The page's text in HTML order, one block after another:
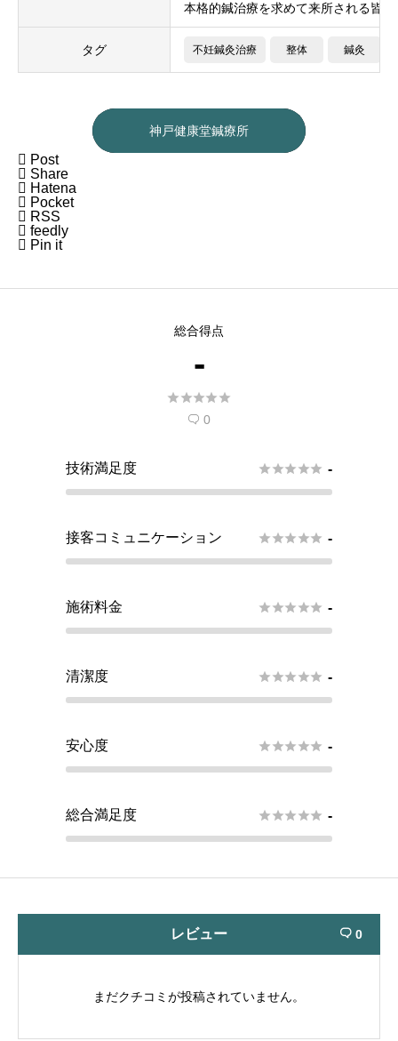
本格的鍼治療を求めて来所される皆
タグ 不妊鍼灸治療 整体 鍼灸
神戸健康堂鍼療所
 Post
 Share
 Hatena
 Pocket
 RSS
 feedly
 Pin it
総合得点
-

 0
技術満足度  -
接客コミュニケーション  -
施術料金  -
清潔度  -
安心度  -
総合満足度  -
レビュー  0
まだクチコミが投稿されていません。